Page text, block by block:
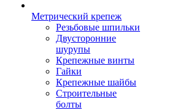
Метрический крепеж
Резьбовые шпильки
Двусторонние
шурупы
Крепежные винты
Гайки
Крепежные шайбы
Строительные
болты